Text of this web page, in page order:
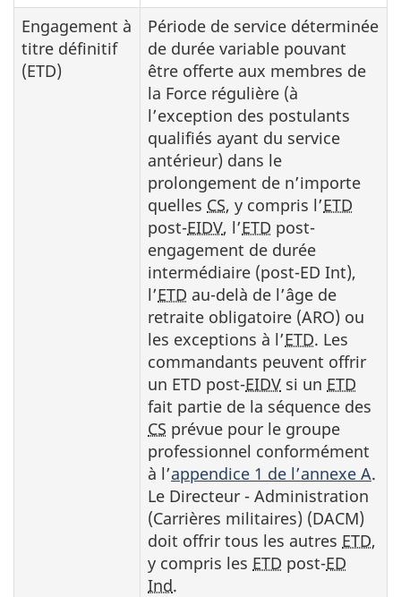
Engagement à
titre définitif
(ETD)
Période de service déterminée
de durée variable pouvant
être offerte aux membres de
la Force régulière (à
l’exception des postulants
qualifiés ayant du service
antérieur) dans le
prolongement de n’importe
quelles CS, y compris l’ETD
post-EIDV, l’ETD post-
engagement de durée
intermédiaire (post-ED Int),
l’ETD au-delà de l’âge de
retraite obligatoire (ARO) ou
les exceptions à l’ETD. Les
commandants peuvent offrir
un ETD post-EIDV si un ETD
fait partie de la séquence des
CS prévue pour le groupe
professionnel conformément
à l’appendice 1 de l’annexe A.
Le Directeur - Administration
(Carrières militaires) (DACM)
doit offrir tous les autres ETD,
y compris les ETD post-ED
Ind.